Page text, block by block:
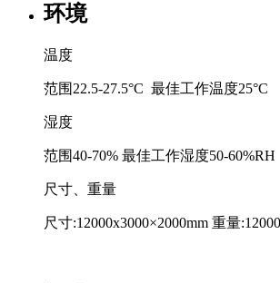
环境
温度
范围22.5-27.5°C 最佳工作温度25°C
湿度
范围40-70% 最佳工作湿度50-60%RH
尺寸、重量
尺寸:12000x3000×2000mm 重量